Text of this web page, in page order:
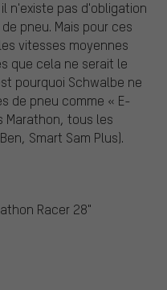
n'existe pas d'obligation
pneu. Mais pour ces
vitesses moyennes
que cela ne serait le
pourquoi Schwalbe ne
de pneu comme « E-
Marathon, tous les
Smart Sam Plus).
Racer 28"